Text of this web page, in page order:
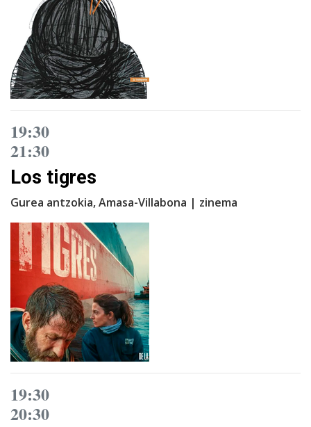
19:30
21:30
Los tigres
Gurea antzokia, Amasa-Villabona | zinema
19:30
20:30